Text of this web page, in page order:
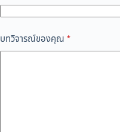
บทวิจารณ์ของคุณ *